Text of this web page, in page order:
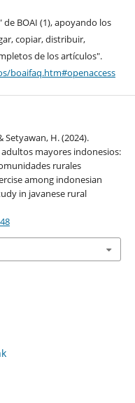
de BOAI (1), apoyando los
copiar, distribuir,
de los artículos".
boaifaq.htm#openaccess
Setyawan, H. (2024).
mayores indonesios:
rurales
among indonesian
in javanese rural